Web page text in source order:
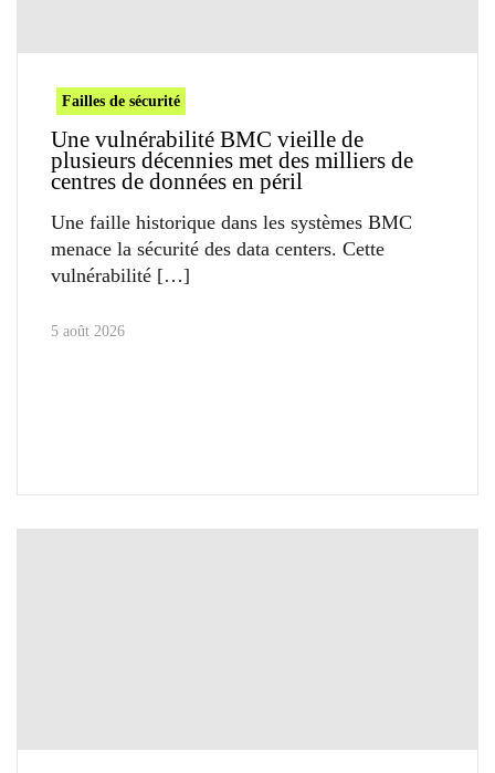
Failles de sécurité
Une vulnérabilité BMC vieille de
plusieurs décennies met des milliers de
centres de données en péril
Une faille historique dans les systèmes BMC
menace la sécurité des data centers. Cette
vulnérabilité
5 août 2026